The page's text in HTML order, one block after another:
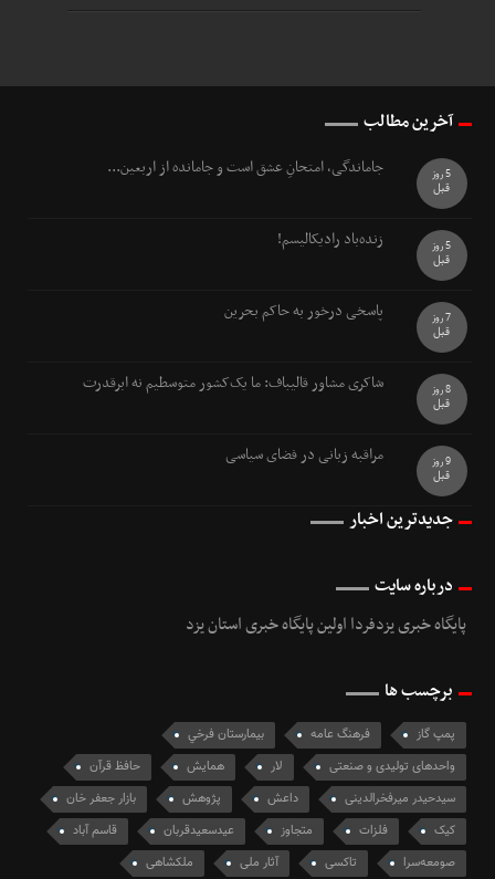
آخرین مطالب
جاماندگی، امتحانِ عشق است و جامانده از اربعین... 5 روز
قبل
زنده‌باد رادیکالیسم! 5 روز
قبل
پاسخی درخور به حاکم بحرین 7 روز
قبل
شاکری مشاور قالیباف: ما یک‌کشور متوسطیم نه ابرقدرت 8 روز
قبل
مراقبه زبانی در فضای سیاسی 9 روز
قبل
جدیدترین اخبار
درباره سایت
پایگاه خبری یزدفردا اولین پایگاه خبری استان یزد
برچسب ها
پمپ گاز فرهنگ عامه‏
بيمارستان فرخي
واحدهای تولیدی و صنعتی
لار همايش
حافظ قرآن
سیدحیدر میرفخرالدینی
داعش پژوهش
بازار جعفر خان
کیک
فلزات متجاوز عیدسعیدقربان
قاسم آباد
صومعه‌سرا
تاکسی آثار ملی ملکشاهی